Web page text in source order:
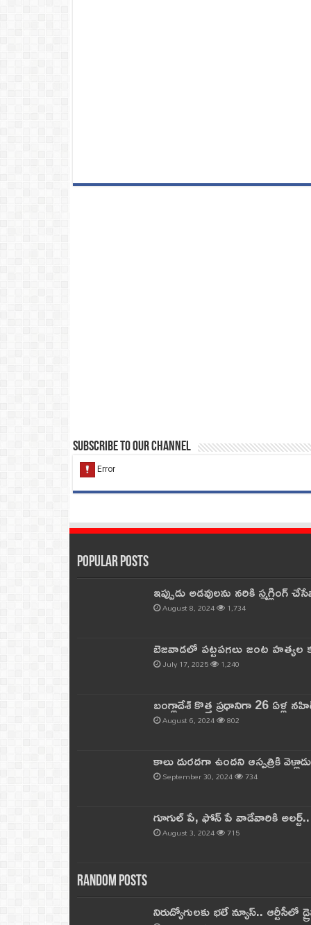
Subscribe to our Channel
Popular Posts
ఇప్పుడు అడవులను నరికి
August 8, 2024 1,734
బెజవాడలో పట్టపగలు జంట
July 17, 2025 1,240
బంగ్లాదేశ్ కొత్త ప్రధానిగా 26 ఏళ్ల
August 6, 2024 802
కాలు దురదగా ఉందని ఆస్పత్రికి
September 30, 2024 734
గూగుల్ పే, ఫోన్ పే వాడేవారికి
August 3, 2024 715
Random Posts
నిరుద్యోగులకు భలే న్యూస్.. ఆర్టీసీలో